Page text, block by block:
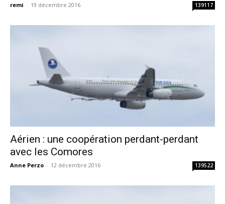
remi - 19 décembre 2016 139117
Aérien : une coopération perdant-perdant
avec les Comores
Anne Perzo - 12 décembre 2016 139522